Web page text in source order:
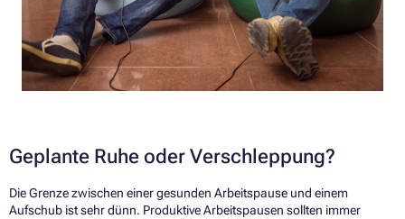
Geplante Ruhe oder Verschleppung?
Die Grenze zwischen einer gesunden Arbeitspause und einem
Aufschub ist sehr dünn. Produktive Arbeitspausen sollten immer